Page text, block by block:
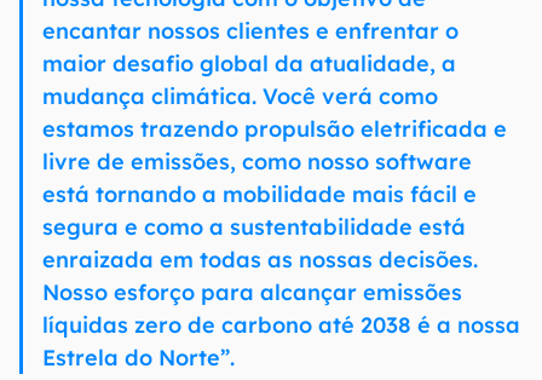
encantar nossos clientes e enfrentar o
maior desafio global da atualidade, a
mudança climática. Você verá como
estamos trazendo propulsão eletrificada e
livre de emissões, como nosso software
está tornando a mobilidade mais fácil e
segura e como a sustentabilidade está
enraizada em todas as nossas decisões.
Nosso esforço para alcançar emissões
líquidas zero de carbono até 2038 é a nossa
Estrela do Norte”.